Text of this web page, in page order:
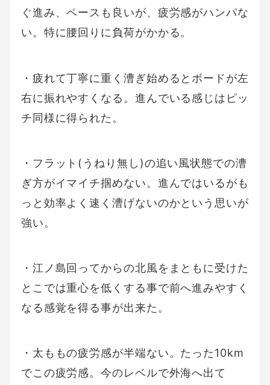
ぐ進み、ペースも良いが、疲労感がハンパな
い。特に腰回りに負荷がかかる。
・疲れて丁寧に重く漕ぎ始めるとボードが左
右に振れやすくなる。進んでいる感じはピッ
チ同様に得られた。
・フラット(うねり無し)の追い風状態での漕
ぎ方がイマイチ掴めない。進んではいるがも
っと効率よく速く漕げないのかという思いが
強い。
・江ノ島回ってからの北風をまともに受けた
とこでは重心を低くする事で前へ進みやすく
なる感覚を得る事が出来た。
・太ももの疲労感が半端ない。たった10km
でこの疲労感。今のレベルで外海へ出て